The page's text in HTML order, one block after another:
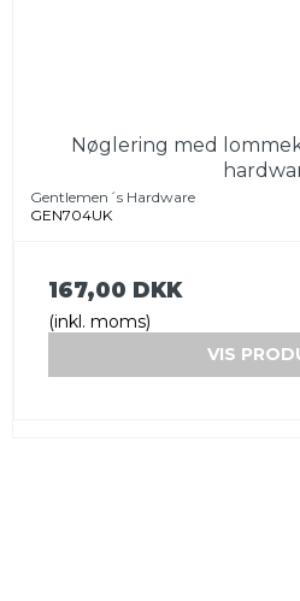
Nøglering med
Gentlemen´s Hardware
GEN704UK
167,00 DKK
(inkl. moms)
VIS